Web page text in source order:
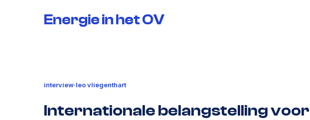
Energie in het OV
Energie in het OV
interview·leo vliegenthart
Internationale belangstelling voor